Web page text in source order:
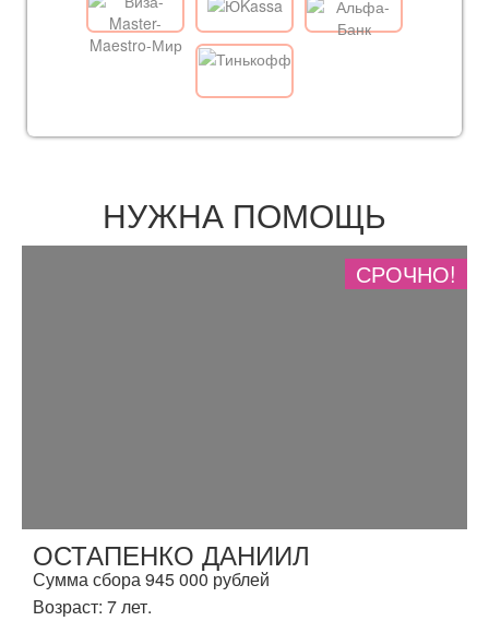
НУЖНА ПОМОЩЬ
СРОЧНО!
ОСТАПЕНКО ДАНИИЛ
Сумма сбора 945 000 рублей
Возраст: 7 лет.